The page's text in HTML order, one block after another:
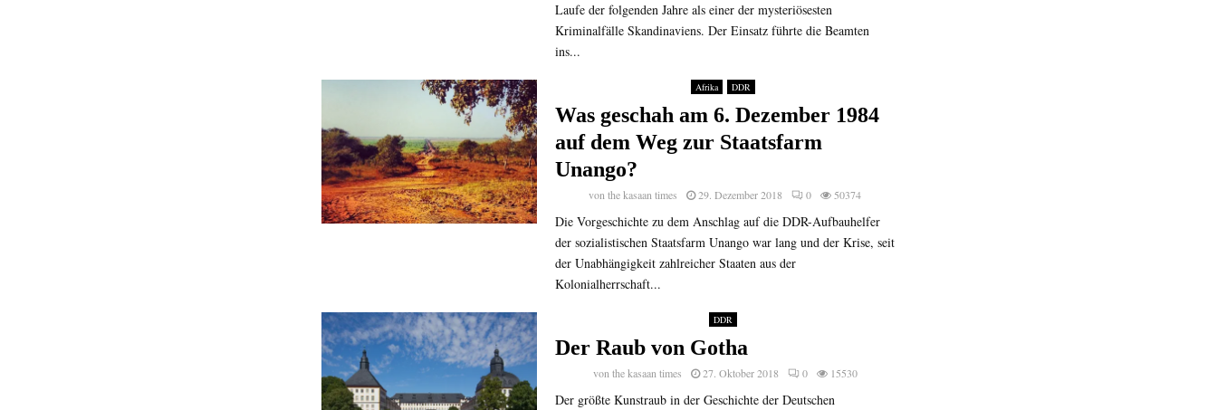
Laufe der folgenden Jahre als einer der mysteriösesten
Kriminalfälle Skandinaviens. Der Einsatz führte die Beamten
ins...
Afrika DDR
Was geschah am 6. Dezember 1984
auf dem Weg zur Staatsfarm
Unango?
vonthe kasaan times 29. Dezember 2018 0 50374
Die Vorgeschichte zu dem Anschlag auf die DDR-Aufbauhelfer
der sozialistischen Staatsfarm Unango war lang und der Krise, seit
der Unabhängigkeit zahlreicher Staaten aus der
Kolonialherrschaft...
DDR
Der Raub von Gotha
vonthe kasaan times 27. Oktober 2018 0 15530
Der größte Kunstraub in der Geschichte der Deutschen